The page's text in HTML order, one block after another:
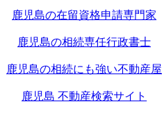
鹿児島の在留資格申請専門家
鹿児島の相続専任行政書士
鹿児島の相続にも強い不動産屋
鹿児島 不動産検索サイト